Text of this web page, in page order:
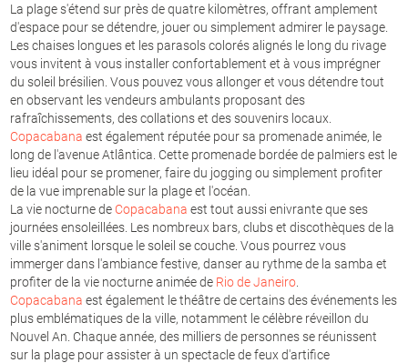
La plage s'étend sur près de quatre kilomètres, offrant amplement
d'espace pour se détendre, jouer ou simplement admirer le paysage.
Les chaises longues et les parasols colorés alignés le long du rivage
vous invitent à vous installer confortablement et à vous imprégner
du soleil brésilien. Vous pouvez vous allonger et vous détendre tout
en observant les vendeurs ambulants proposant des
rafraîchissements, des collations et des souvenirs locaux.
Copacabana est également réputée pour sa promenade animée, le
long de l'avenue Atlântica. Cette promenade bordée de palmiers est le
lieu idéal pour se promener, faire du jogging ou simplement profiter
de la vue imprenable sur la plage et l'océan.
La vie nocturne de Copacabana est tout aussi enivrante que ses
journées ensoleillées. Les nombreux bars, clubs et discothèques de la
ville s'animent lorsque le soleil se couche. Vous pourrez vous
immerger dans l'ambiance festive, danser au rythme de la samba et
profiter de la vie nocturne animée de Rio de Janeiro
Copacabana est également le théâtre de certains des événements les
plus emblématiques de la ville, notamment le célèbre réveillon du
Nouvel An. Chaque année, des milliers de personnes se réunissent
sur la plage pour assister à un spectacle de feux d'artifice